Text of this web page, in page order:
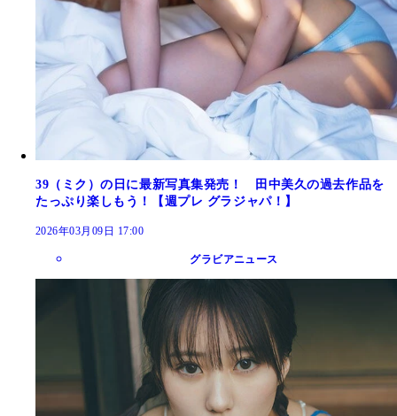
39（ミク）の日に最新写真集発売！ 田中美久の過去作品を
たっぷり楽しもう！【週プレ グラジャパ！】
2026年03月09日 17:00
グラビアニュース